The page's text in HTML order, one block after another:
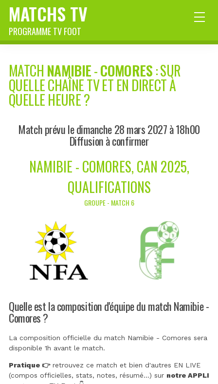
MATCHS TV
PROGRAMME TV FOOT
MATCH NAMIBIE-COMORES: SUR
QUELLE CHAÎNE TV ET EN DIRECT À
QUELLE HEURE ?
Match prévu le dimanche 28 mars 2027 à 18h00
Diffusion à confirmer
NAMIBIE - COMORES, CAN 2025,
QUALIFICATIONS
GROUPE - MATCH 6
Quelle est la composition d'équipe du match Namibie -
Comores ?
La composition officielle du match Namibie - Comores sera
disponible 1h avant le match.
Pratique 👉retrouvez ce match et bien d'autres EN LIVE
(compos officielles, stats, notes, résumé...) sur notre APPLI